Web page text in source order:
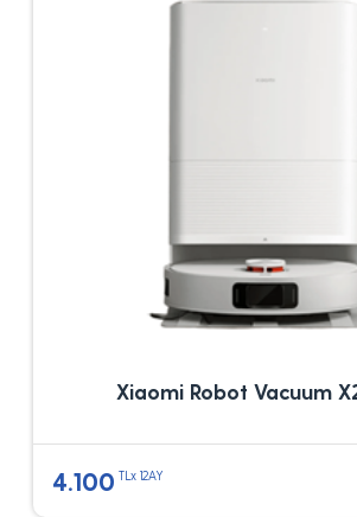
Xiaomi Robot Vacuum
4.100 TLx 12AY